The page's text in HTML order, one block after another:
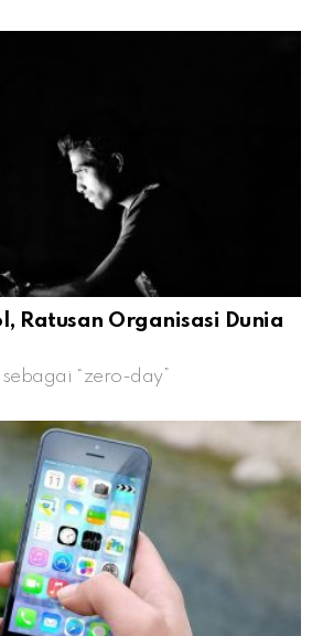
Ratusan Organisasi Dunia
“zero-day”